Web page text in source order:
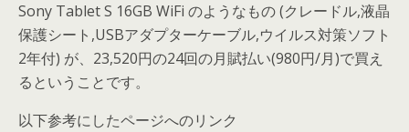
Sony Tablet S 16GB WiFi のようなもの (クレードル,液晶
保護シート,USBアダプターケーブル,ウイルス対策ソフト
2年付) が、23,520円の24回の月賦払い(980円/月)で買え
るということです。
以下参考にしたページへのリンク